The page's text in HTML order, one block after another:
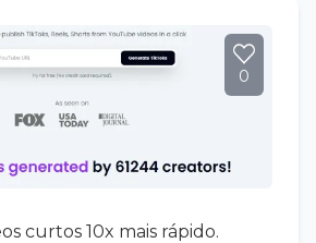
0
curtos 10x mais rápido.